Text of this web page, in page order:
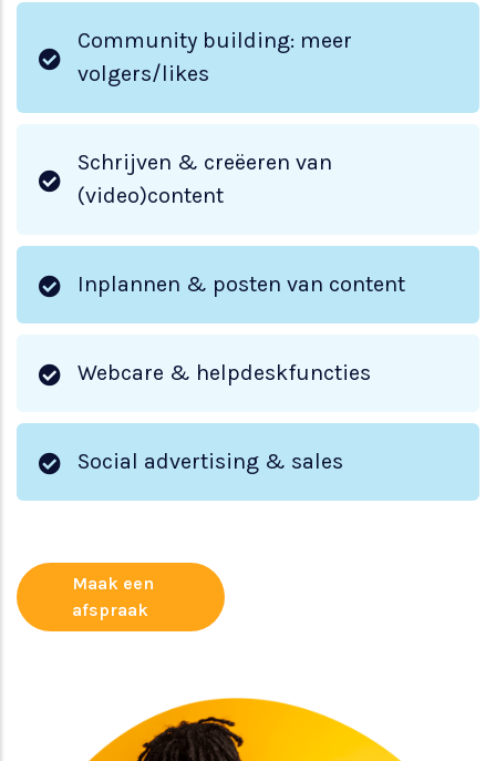
Community building: meer
volgers/likes
Schrijven & creëeren van
(video)content
Inplannen & posten van content
Webcare & helpdeskfuncties
Social advertising & sales
Maak een
afspraak